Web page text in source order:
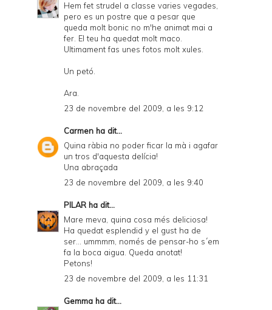
Hem fet strudel a classe varies vegades,
pero es un postre que a pesar que
queda molt bonic no m'he animat mai a
fer. El teu ha quedat molt maco.
Ultimament fas unes fotos molt xules.
Un petó.
Ara.
23 de novembre del 2009, a les 9:12
Carmen ha dit...
Quina ràbia no poder ficar la mà i agafar
un tros d'aquesta delícia!
Una abraçada
23 de novembre del 2009, a les 9:40
PILAR ha dit...
Mare meva, quina cosa més deliciosa!
Ha quedat esplendid y el gust ha de
ser... ummmm, només de pensar-ho s´em
fa la boca aigua. Queda anotat!
Petons!
23 de novembre del 2009, a les 11:31
Gemma ha dit...